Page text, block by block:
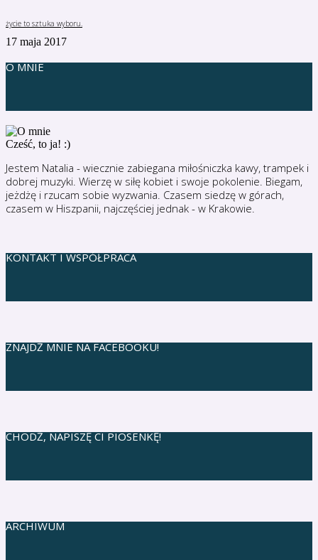
życie to sztuka wyboru.
17 maja 2017
O MNIE
Cześć, to ja! :)
Jestem Natalia - wiecznie zabiegana miłośniczka kawy, trampek i
dobrej muzyki. Wierzę w siłę kobiet i swoje pokolenie. Biegam,
jeżdżę i rzucam sobie wyzwania. Czasem siedzę w górach,
czasem w Hiszpanii, najczęściej jednak - w Krakowie.
KONTAKT I WSPÓŁPRACA
ZNAJDŹ MNIE NA FACEBOOKU!
CHODŹ, NAPISZĘ CI PIOSENKĘ!
ARCHIWUM